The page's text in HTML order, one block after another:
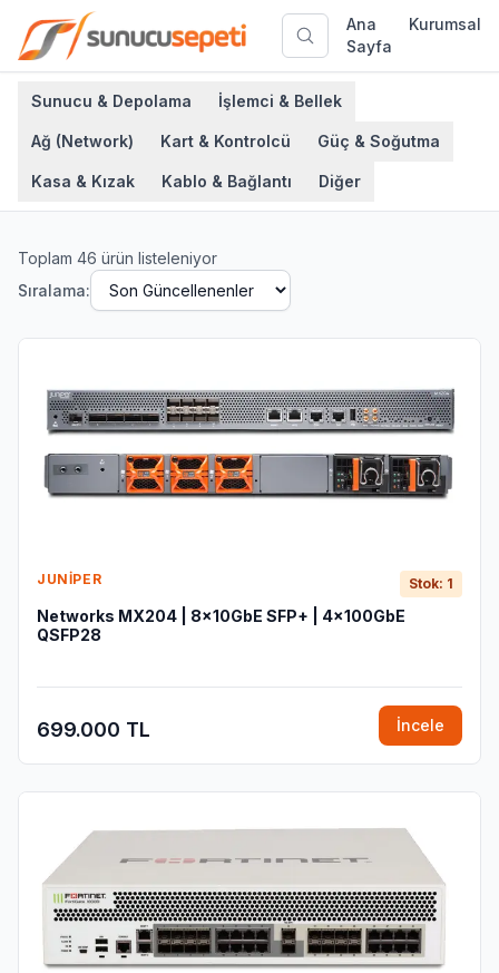
Ana
Sayfa
Kurumsal
Sunucu & Depolama İşlemci & Bellek
Ağ (Network) Kart & Kontrolcü Güç & Soğutma
Kasa & Kızak Kablo & Bağlantı Diğer
Toplam 46 ürün listeleniyor
Sıralama:
JUNIPER Stok: 1
Networks MX204 | 8x10GbE SFP+ | 4x100GbE
QSFP28
699.000 TL İncele